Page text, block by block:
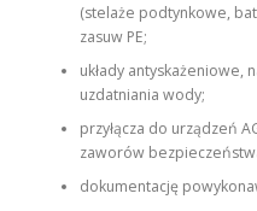
(stelaże podtynkowe,
zasuw PE;
układy antyskażeniowe,
uzdatniania wody;
przyłącza do urządzeń
zaworów
dokumentację